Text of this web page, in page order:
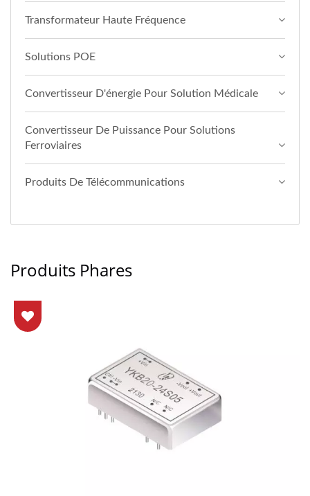
Transformateur Haute Fréquence
Solutions POE
Convertisseur D'énergie Pour Solution Médicale
Convertisseur De Puissance Pour Solutions
Ferroviaires
Produits De Télécommunications
Produits Phares